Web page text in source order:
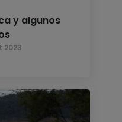
y algunos
2023